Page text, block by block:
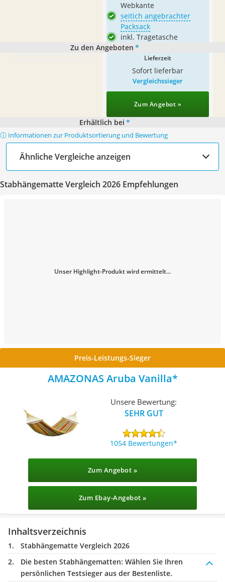
Webkante
seitich angebrachter
Packsack
inkl. Tragetasche
Zu den Angeboten *
Lieferzeit
Sofort lieferbar
Vergleichssieger
Zum Angebot »
Erhältlich bei *
ⓘ Informationen zur Produktsortierung und Bewertung
Ähnliche Vergleiche anzeigen
Stabhängematte Vergleich 2026 Empfehlungen
Unser Highlight-Produkt wird ermittelt...
Preis-Leistungs-Sieger
AMAZONAS Aruba Vanilla
Unsere Bewertung:
SEHR GUT
1054 Bewertungen
Zum Angebot »
Zum Ebay-Angebot »
Inhaltsverzeichnis
Stabhängematte Vergleich 2026
Die besten Stabhängematten: Wählen Sie Ihren
persönlichen Testsieger aus der Bestenliste.